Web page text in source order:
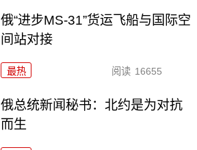
俄“进步MS-31”货运飞船与国际空
间站对接
最热 阅读 16655
俄总统新闻秘书：北约是为对抗
而生